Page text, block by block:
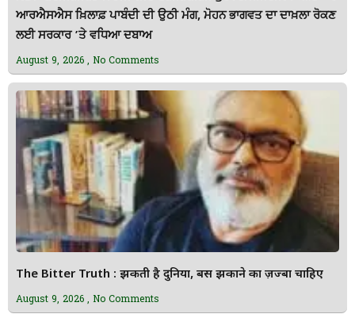
ਆਰਐਸਐਸ ਖ਼ਿਲਾਫ਼ ਪਾਬੰਦੀ ਦੀ ਉਠੀ ਮੰਗ, ਮੋਹਨ ਭਾਗਵਤ ਦਾ ਦਾਖ਼ਲਾ ਰੋਕਣ
ਲਈ ਸਰਕਾਰ ’ਤੇ ਵਧਿਆ ਦਬਾਅ
August 9, 2026 No Comments
The Bitter Truth : झुकती है दुनिया, बस झुकाने का ज़ज्बा चाहिए
August 9, 2026 No Comments